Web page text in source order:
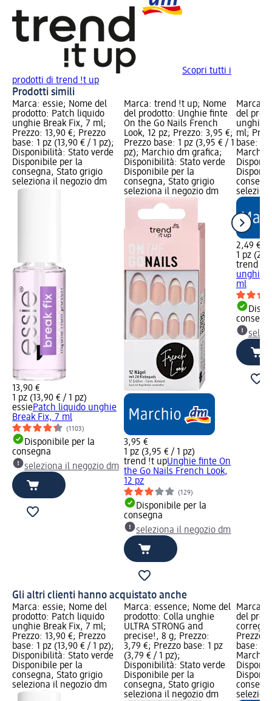
Scopri tutti i
prodotti di trend !t up
Prodotti simili
Marca: essie; Nome del
prodotto: Patch liquido
unghie Break Fix, 7 ml;
Prezzo: 13,90 €; Prezzo
base: 1 pz (13,90 € / 1 pz);
Disponibilità: Stato verde
Disponibile per la
consegna, Stato grigio
seleziona il negozio dm
13,90 €
1 pz (13,90 € / 1 pz)
essiePatch liquido unghie
Break Fix, 7 ml
(1103)
Disponibile per la
consegna
seleziona il negozio dm
Marca: trend !t up; Nome
del prodotto: Unghie finte
On the Go Nails French
Look, 12 pz; Prezzo: 3,95 €;
Prezzo base: 1 pz (3,95 € / 1
pz); Marchio dm grafica;
Disponibilità: Stato verde
Disponibile per la
consegna, Stato grigio
seleziona il negozio dm
3,95 €
1 pz (3,95 € / 1 pz)
trend !t upUnghie finte On
the Go Nails French Look,
12 pz
(129)
Disponibile per la
consegna
seleziona il negozio dm
Marca:
del
unghie
ml;
base: 1
Marchio
2,49 €
1 pz
trend !t
unghie
ml
Gli altri clienti hanno acquistato anche
Marca: essie; Nome del
prodotto: Patch liquido
unghie Break Fix, 7 ml;
Prezzo: 13,90 €; Prezzo
base: 1 pz (13,90 € / 1 pz);
Disponibilità: Stato verde
Disponibile per la
consegna, Stato grigio
seleziona il negozio dm
Marca: essence; Nome del
prodotto: Colla unghie
ULTRA STRONG and
precise!, 8 g; Prezzo:
3,79 €; Prezzo base: 1 pz
(3,79 € / 1 pz);
Disponibilità: Stato verde
Disponibile per la
consegna, Stato grigio
seleziona il negozio dm
Marca:
del
correggi
Prezzo:
base: 1
Marchio